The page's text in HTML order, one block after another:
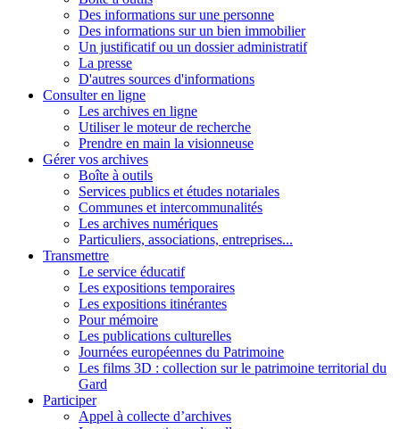
Des informations sur une personne
Des informations sur un bien immobilier
Un justificatif ou un dossier administratif
La presse
D'autres sources d'informations
Consulter en ligne
Les archives en ligne
Utiliser le moteur de recherche
Prendre en main la visionneuse
Gérer vos archives
Boîte à outils
Services publics et études notariales
Communes et intercommunalités
Les archives numériques
Particuliers, associations, entreprises...
Transmettre
Le service éducatif
Les expositions temporaires
Les expositions itinérantes
Pour mémoire
Les publications culturelles
Journées européennes du Patrimoine
Les films 3D : collection sur le patrimoine territorial du
Gard
Participer
Appel à collecte d’archives